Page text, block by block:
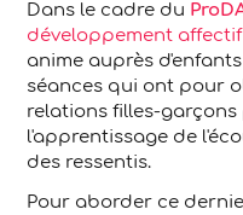
Dans le cadre du
développement
anime auprès
séances qui ont pour
relations filles-
l'apprentissage de
des ressentis.
Pour aborder ce